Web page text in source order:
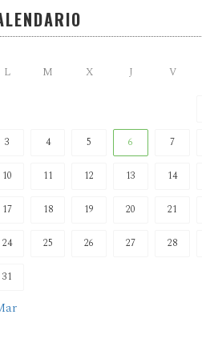
L M X J V
3 4 5 6 7
10 11 12 13 14
17 18 19 20 21
24 25 26 27 28
31